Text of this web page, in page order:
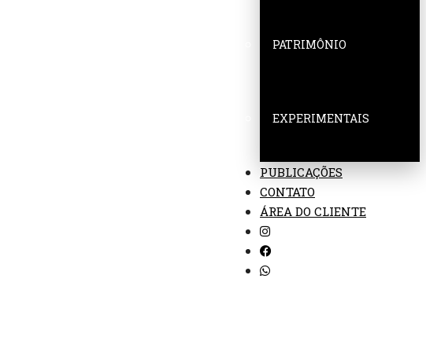
PATRIMÔNIO
EXPERIMENTAIS
PUBLICAÇÕES
CONTATO
ÁREA DO CLIENTE